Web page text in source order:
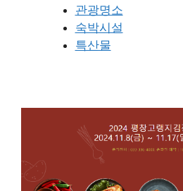
관광명소
숙박시설
특산물